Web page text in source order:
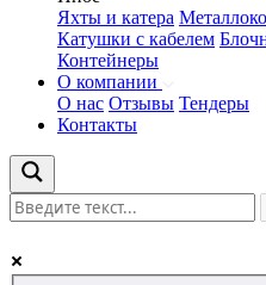
Яхты и катера
Катушки с кабелем
Контейнеры
О компании
О нас Отзывы Тендеры
Контакты